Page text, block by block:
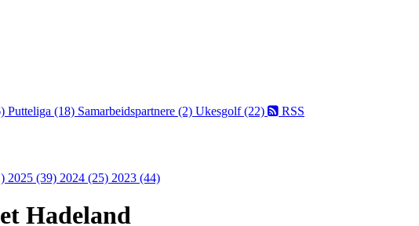
Putteliga (18) Samarbeidspartnere (2) Ukesgolf (22) RSS
2025 (39) 2024 (25) 2023 (44)
Hadeland